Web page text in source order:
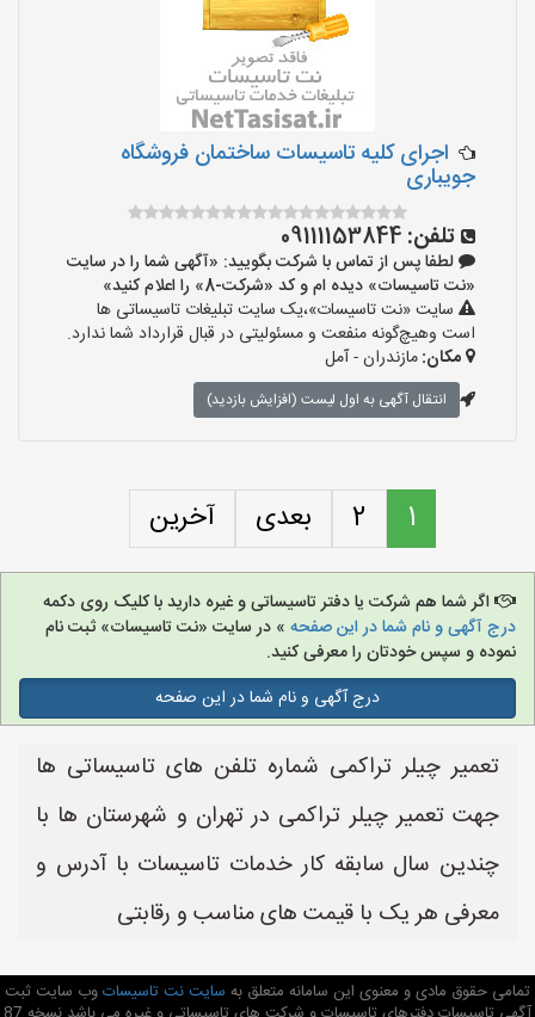
اجرای کلیه تاسیسات ساختمان فروشگاه
جویباری
تلفن: 09111153844
لطفا پس از تماس با شرکت بگویید: «آگهی شما را در سایت
«نت تاسیسات» دیده ام و کد «شرکت-8» را اعلام کنید»
سایت «نت تاسیسات»،یک سایت تبلیغات تاسیساتی ها
است وهیچ‌گونه منفعت و مسئولیتی در قبال قرارداد شما ندارد.
مکان:مازندران - آمل
انتقال آگهی به اول لیست (افزایش بازدید)
1
2 بعدی آخرین
اگر شما هم شرکت یا دفتر تاسیساتی و غیره دارید با کلیک روی دکمه
درج آگهی و نام شما در این صفحه » در سایت «نت تاسیسات» ثبت نام
نموده و سپس خودتان را معرفی کنید.
درج آگهی و نام شما در این صفحه
تعمیر چیلر تراکمی شماره تلفن های تاسیساتی ها
جهت تعمیر چیلر تراکمی در تهران و شهرستان ها با
چندین سال سابقه کار خدمات تاسیسات با آدرس و
معرفی هر یک با قیمت های مناسب و رقابتی
تمامی حقوق مادی و معنوی این سامانه متعلق به سایت نت تاسیساتوب سایت ثبت